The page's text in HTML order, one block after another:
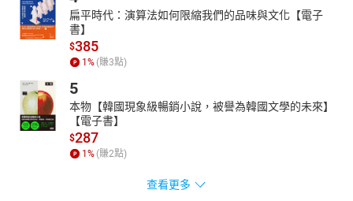
扁平時代：演算法如何限縮我們的品味與文化【電子
書】
$385
1 % (賺3點)
5
本物【韓國現象級暢銷小說，被譽為韓國文學的未來】
【電子書】
$287
1 % (賺2點)
查看更多